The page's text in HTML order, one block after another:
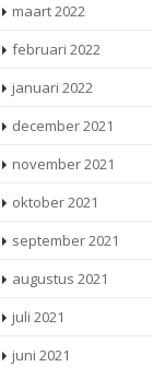
maart 2022
februari 2022
januari 2022
december 2021
november 2021
oktober 2021
september 2021
augustus 2021
juli 2021
juni 2021